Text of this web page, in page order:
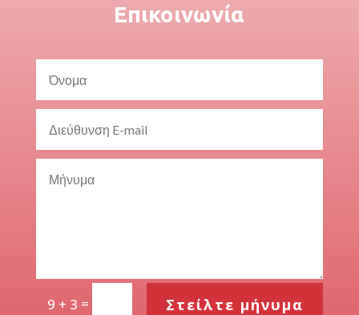
Επικοινωνία
9 + 3 = Στείλτε μήνυμα